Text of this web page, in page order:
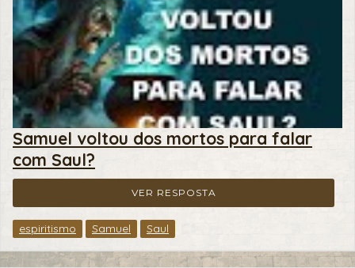
Samuel voltou dos mortos para falar
com Saul?
VER RESPOSTA
espiritismo Samuel Saul